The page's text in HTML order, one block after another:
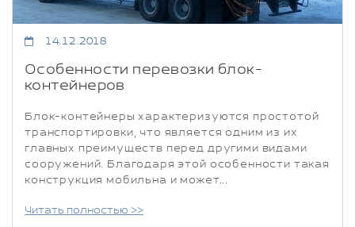
14.12.2018
Особенности перевозки блок-
контейнеров
Блок-контейнеры характеризуются простотой
транспортировки, что является одним из их
главных преимуществ перед другими видами
сооружений. Благодаря этой особенности такая
конструкция мобильна и может...
Читать полностью >>